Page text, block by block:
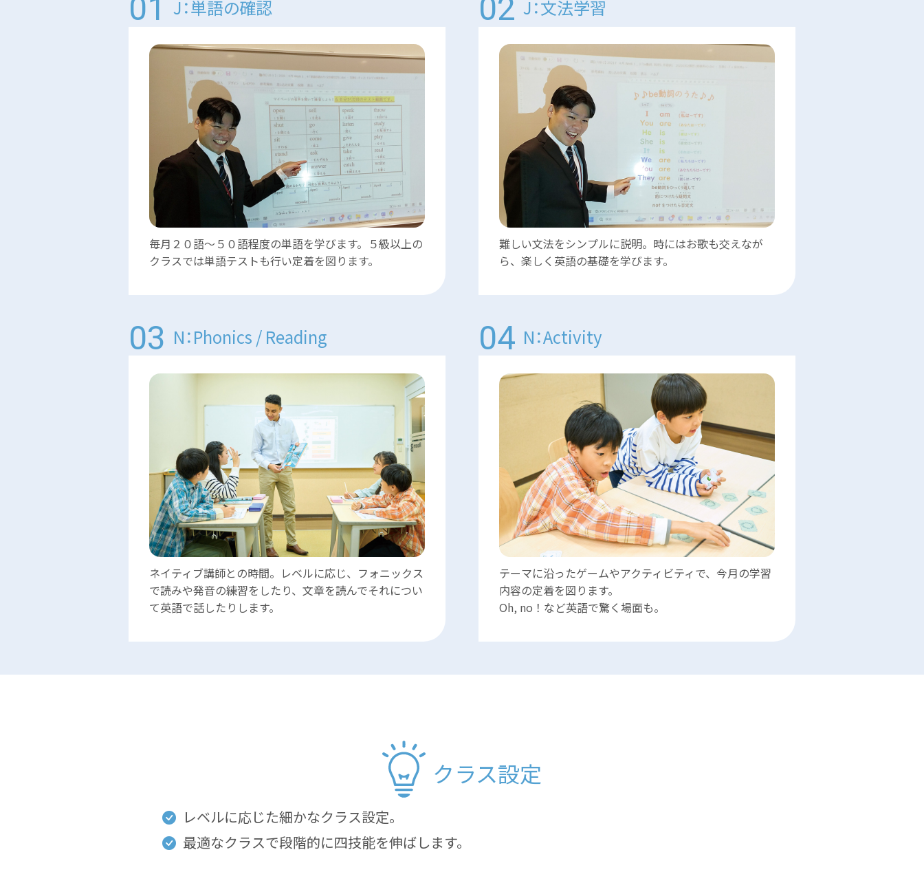
J：単語の確認
毎月２０語～５０語程度の単語を学びます。５級以上の
クラスでは単語テストも行い定着を図ります。
J：文法学習
難しい文法をシンプルに説明。時にはお歌も交えなが
ら、楽しく英語の基礎を学びます。
N：Phonics / Reading
ネイティブ講師との時間。レベルに応じ、フォニックス
で読みや発音の練習をしたり、文章を読んでそれについ
て英語で話したりします。
N：Activity
テーマに沿ったゲームやアクティビティで、今月の学習
内容の定着を図ります。
Oh, no！など英語で驚く場面も。
クラス設定
レベルに応じた細かなクラス設定。
最適なクラスで段階的に四技能を伸ばします。